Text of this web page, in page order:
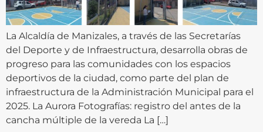
La Alcaldía de Manizales, a través de las Secretarías
del Deporte y de Infraestructura, desarrolla obras de
progreso para las comunidades con los espacios
deportivos de la ciudad, como parte del plan de
infraestructura de la Administración Municipal para el
2025. La Aurora Fotografías: registro del antes de la
cancha múltiple de la vereda La […]